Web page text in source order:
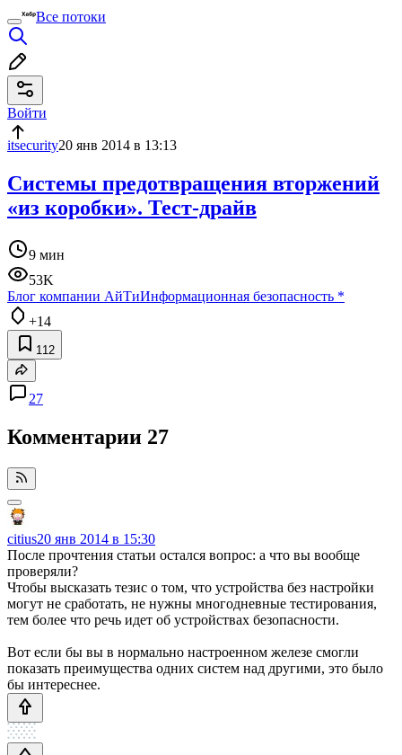
Все потоки
Войти
itsecurity20 янв 2014 в 13:13
Системы предотвращения вторжений
«из коробки». Тест-драйв
9 мин
53K
Блог компании АйТиИнформационная безопасность *
+14
112
27
Комментарии 27
citius20 янв 2014 в 15:30
После прочтения статьи остался вопрос: а что вы вообще
проверяли?
Чтобы высказать тезис о том, что устройства без настройки
могут не сработать, не нужны многодневные тестирования,
тем более что речь идет об устройствах безопасности.
Вот если бы вы в нормально настроенном железе смогли
показать преимущества одних систем над другими, это было
бы интереснее.